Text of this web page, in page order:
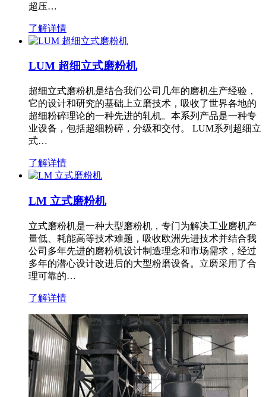
超压…
了解详情
LUM 超细立式磨粉机
超细立式磨粉机是结合我们公司几年的磨机生产经验，
它的设计和研究的基础上立磨技术，吸收了世界各地的
超细粉碎理论的一种先进的轧机。本系列产品是一种专
业设备，包括超细粉碎，分级和交付。 LUM系列超细立
式…
了解详情
LM 立式磨粉机
立式磨粉机是一种大型磨粉机，专门为解决工业磨机产
量低、耗能高等技术难题，吸收欧洲先进技术并结合我
公司多年先进的磨粉机设计制造理念和市场需求，经过
多年的潜心设计改进后的大型粉磨设备。立磨采用了合
理可靠的…
了解详情